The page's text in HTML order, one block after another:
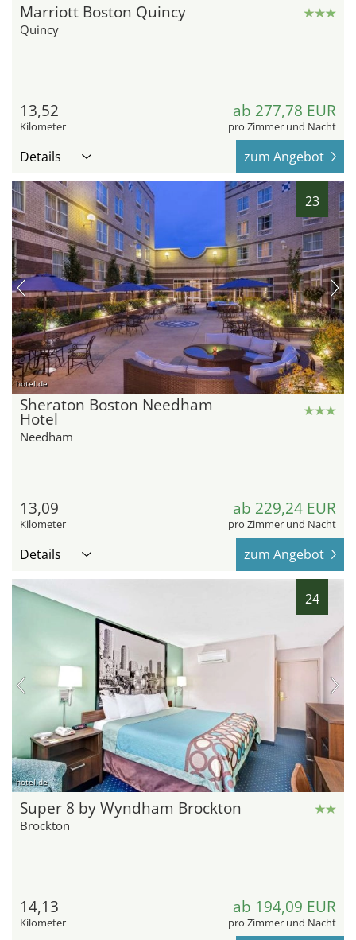
Marriott Boston Quincy
Quincy
13,52
Kilometer
ab 277,78 EUR
pro Zimmer und Nacht
Details zum Angebot
23
hotel.de
Sheraton Boston Needham
Hotel
Needham
13,09
Kilometer
ab 229,24 EUR
pro Zimmer und Nacht
Details zum Angebot
24
hotel.de
Super 8 by Wyndham Brockton
Brockton
14,13
Kilometer
ab 194,09 EUR
pro Zimmer und Nacht